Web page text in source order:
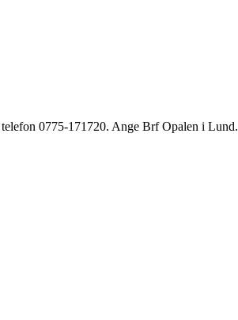
telefon 0775-171720. Ange Brf Opalen i Lund.